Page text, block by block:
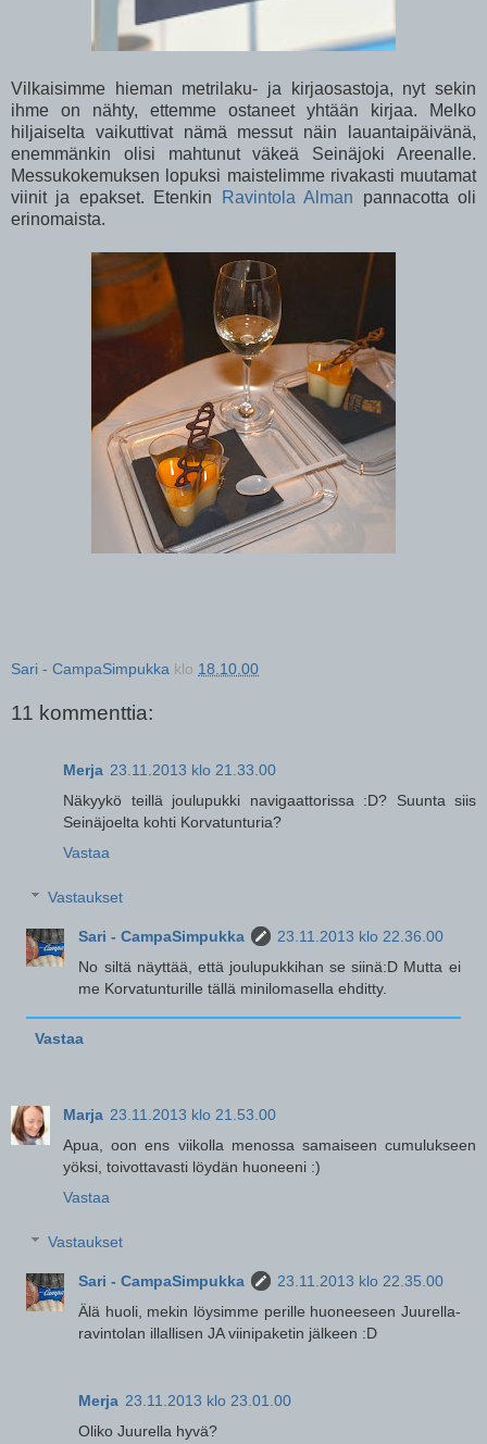
Vilkaisimme hieman metrilaku- ja kirjaosastoja, nyt sekin
ihme on nähty, ettemme ostaneet yhtään kirjaa. Melko
hiljaiselta vaikuttivat nämä messut näin lauantaipäivänä,
enemmänkin olisi mahtunut väkeä Seinäjoki Areenalle.
Messukokemuksen lopuksi maistelimme rivakasti muutamat
viinit ja epakset. Etenkin
Ravintola Alman pannacotta oli
erinomaista.
Sari - CampaSimpukka klo 18.10.00
11 kommenttia:
Merja 23.11.2013 klo 21.33.00
Näkyykö teillä joulupukki navigaattorissa :D? Suunta siis
Seinäjoelta kohti Korvatunturia?
Vastaa
Vastaukset
Sari - CampaSimpukka
23.11.2013 klo 22.36.00
No siltä näyttää, että joulupukkihan se siinä:D Mutta ei
me Korvatunturille tällä minilomasella ehditty.
Vastaa
Marja 23.11.2013 klo 21.53.00
Apua, oon ens viikolla menossa samaiseen cumulukseen
yöksi, toivottavasti löydän huoneeni :)
Vastaa
Vastaukset
Sari - CampaSimpukka
23.11.2013 klo 22.35.00
Älä huoli, mekin löysimme perille huoneeseen Juurella-
ravintolan illallisen JA viinipaketin jälkeen :D
Merja 23.11.2013 klo 23.01.00
Oliko Juurella hyvä?